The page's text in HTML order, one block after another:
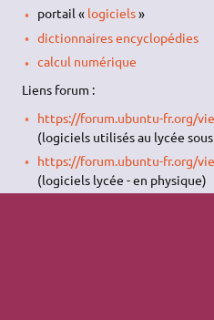
portail « logiciels»
dictionnaires encyclopédies
calcul numérique
Liens forum :
https://forum.ubuntu-fr.org/
(logiciels utilisés au lycée sous
https://forum.ubuntu-fr.org/
(logiciels lycée - en physique)